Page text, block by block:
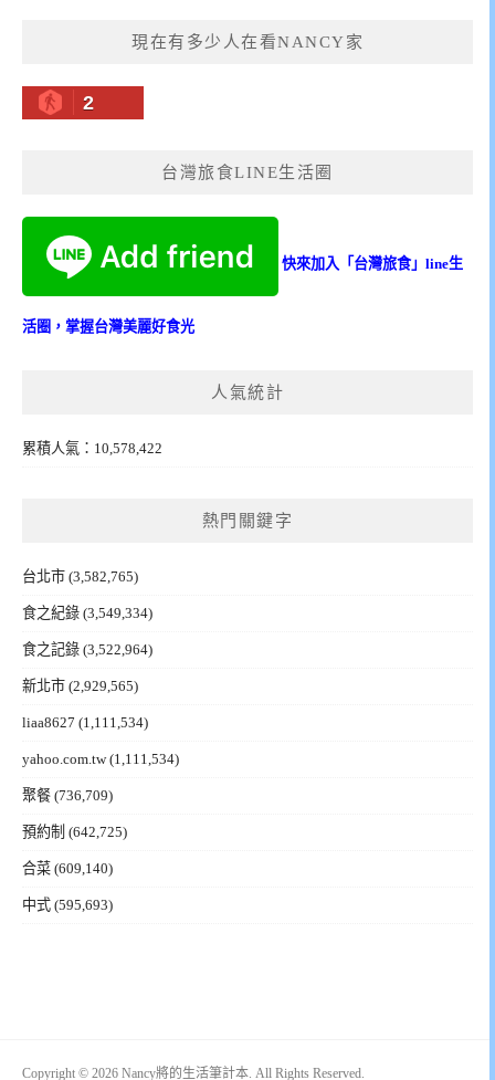
現在有多少人在看NANCY家
2
台灣旅食LINE生活圈
快來加入「台灣旅食」line生
活圈，掌握台灣美麗好食光
人氣統計
累積人氣：10,578,422
熱門關鍵字
台北市 (3,582,765)
食之紀錄 (3,549,334)
食之記錄 (3,522,964)
新北市 (2,929,565)
liaa8627 (1,111,534)
yahoo.com.tw(1,111,534)
聚餐 (736,709)
預約制 (642,725)
合菜 (609,140)
中式 (595,693)
Copyright © 2026 Nancy將的生活筆計本. All Rights Reserved.